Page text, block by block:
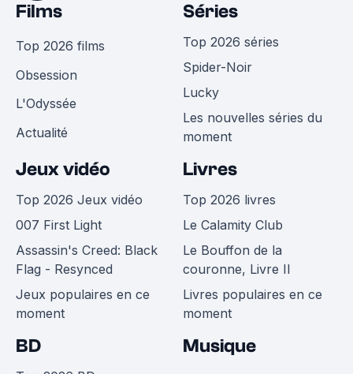
Films
Top 2026 films
Obsession
L'Odyssée
Actualité
Séries
Top 2026 séries
Spider-Noir
Lucky
Les nouvelles séries du
moment
Jeux vidéo
Top 2026 Jeux vidéo
007 First Light
Assassin's Creed: Black
Flag - Resynced
Jeux populaires en ce
moment
Livres
Top 2026 livres
Le Calamity Club
Le Bouffon de la
couronne, Livre II
Livres populaires en ce
moment
BD Musique